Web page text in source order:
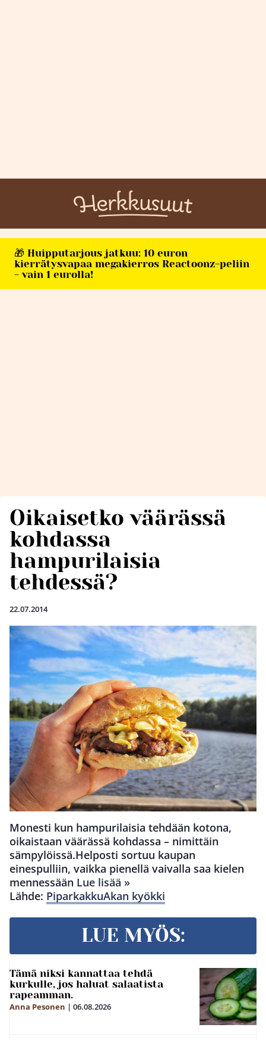
🎁 Huipputarjous jatkuu: 10 euron
kierrätysvapaa megakierros Reactoonz-peliin
- vain 1 eurolla!
Oikaisetko väärässä
kohdassa
hampurilaisia
tehdessä?
22.07.2014
Monesti kun hampurilaisia tehdään kotona,
oikaistaan väärässä kohdassa – nimittäin
sämpylöissä.Helposti sortuu kaupan
einespulliin, vaikka pienellä vaivalla saa kielen
mennessään Lue lisää »
Lähde: PiparkakkuAkan kyökki
LUE MYÖS:
Tämä niksi kannattaa tehdä
kurkulle, jos haluat salaatista
rapeamman.
Anna Pesonen | 06.08.2026